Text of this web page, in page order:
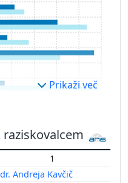
Prikaži več
1
dr. Andreja Kavčič